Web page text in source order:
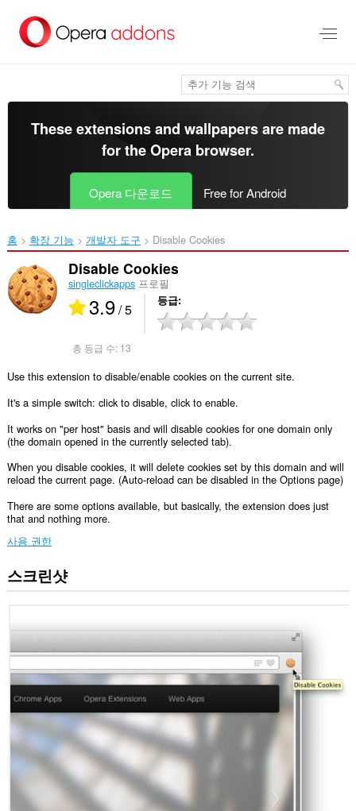
건
These extensions and wallpapers are made
for theOpera browser.
Opera 다운로드 Free for Android
홈 확장 기능 개발자 도구 Disable Cookies‎
Disable Cookies
singleclickapps프로필
3.9/ 5 등급
총 등급 수: 13
Use this extension to disable/enable cookies on the current site.
It's a simple switch: click to disable, click to enable.
It works on "per host" basis and will disable cookies for one domain only
(the domain opened in the currently selected tab).
When you disable cookies, it will delete cookies set by this domain and will
reload the current page. (Auto-reload can be disabled in the Options page)
There are some options available, but basically, the extension does just
that and nothing more.
사용 권한
이
확
능
은
모
웹
사
이
트
의
데
이
에
스크린샷